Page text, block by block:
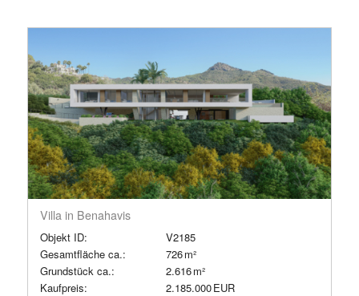
Villa in Benahavis
Objekt ID:
V2185
Gesamtfläche ca.:
726 m²
Grund­stück ca.:
2.616 m²
Kaufpreis:
2.185.000 EUR